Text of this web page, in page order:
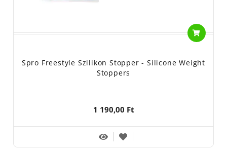
Spro Freestyle Szilikon Stopper - Silicone Weight
Stoppers
1 190,00 Ft